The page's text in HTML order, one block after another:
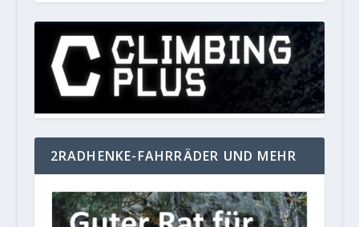
2RADHENKE-FAHRRÄDER UND MEHR